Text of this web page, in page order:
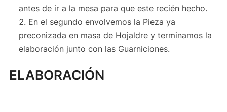
antes de ir a la mesa para que este recién hecho.
En el segundo envolvemos la Pieza ya
preconizada en masa de Hojaldre y terminamos la
elaboración junto con las Guarniciones.
ELABORACIÓN